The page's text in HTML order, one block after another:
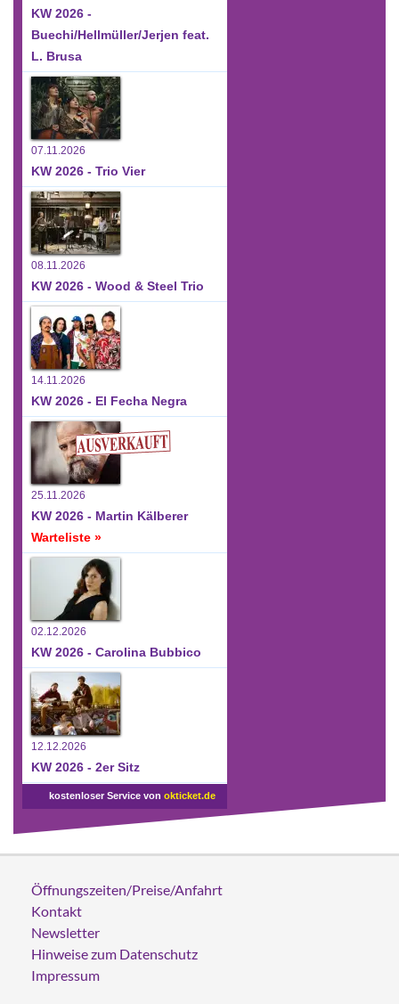
KW 2026 -
Buechi/Hellmüller/Jerjen feat.
L. Brusa
07.11.2026
KW 2026 - Trio Vier
08.11.2026
KW 2026 - Wood & Steel Trio
14.11.2026
KW 2026 - El Fecha Negra
25.11.2026
KW 2026 - Martin Kälberer
Warteliste »
02.12.2026
KW 2026 - Carolina Bubbico
12.12.2026
KW 2026 - 2er Sitz
kostenloser Service von okticket.de
Öffnungszeiten/Preise/Anfahrt
Kontakt
Newsletter
Hinweise zum Datenschutz
Impressum